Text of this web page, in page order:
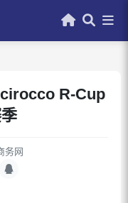
R-Cup
务网